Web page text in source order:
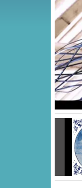
Vorige